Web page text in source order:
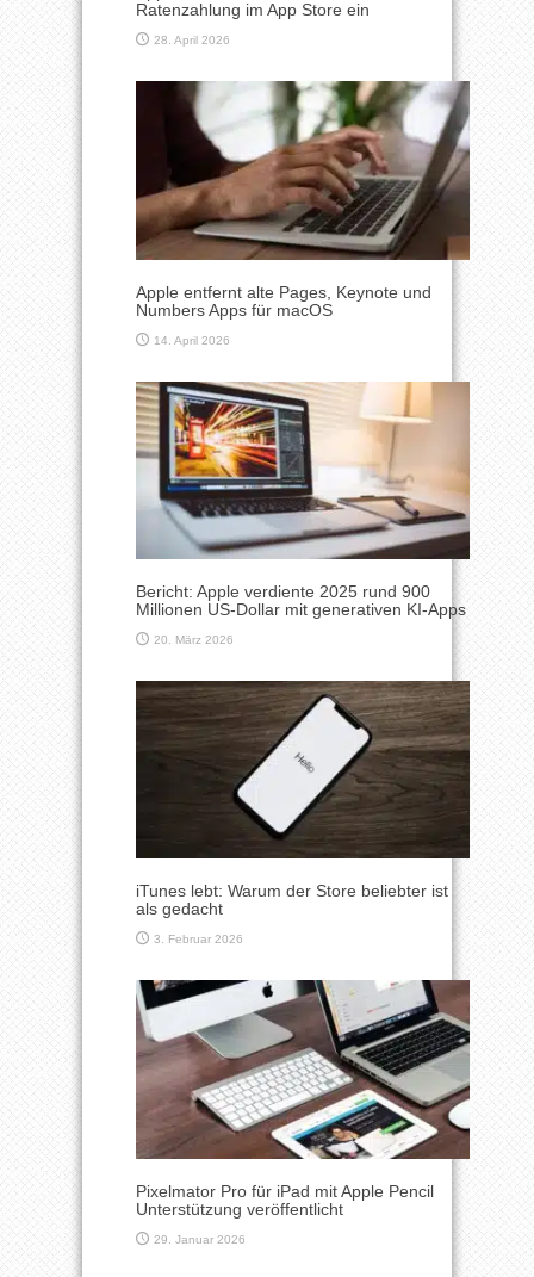
Ratenzahlung im App Store ein
28. April 2026
Apple entfernt alte Pages, Keynote und
Numbers Apps für macOS
14. April 2026
Bericht: Apple verdiente 2025 rund 900
Millionen US-Dollar mit generativen KI-Apps
20. März 2026
iTunes lebt: Warum der Store beliebter ist
als gedacht
3. Februar 2026
Pixelmator Pro für iPad mit Apple Pencil
Unterstützung veröffentlicht
29. Januar 2026